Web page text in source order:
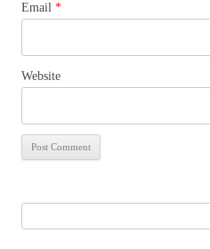
Email *
Website
for: